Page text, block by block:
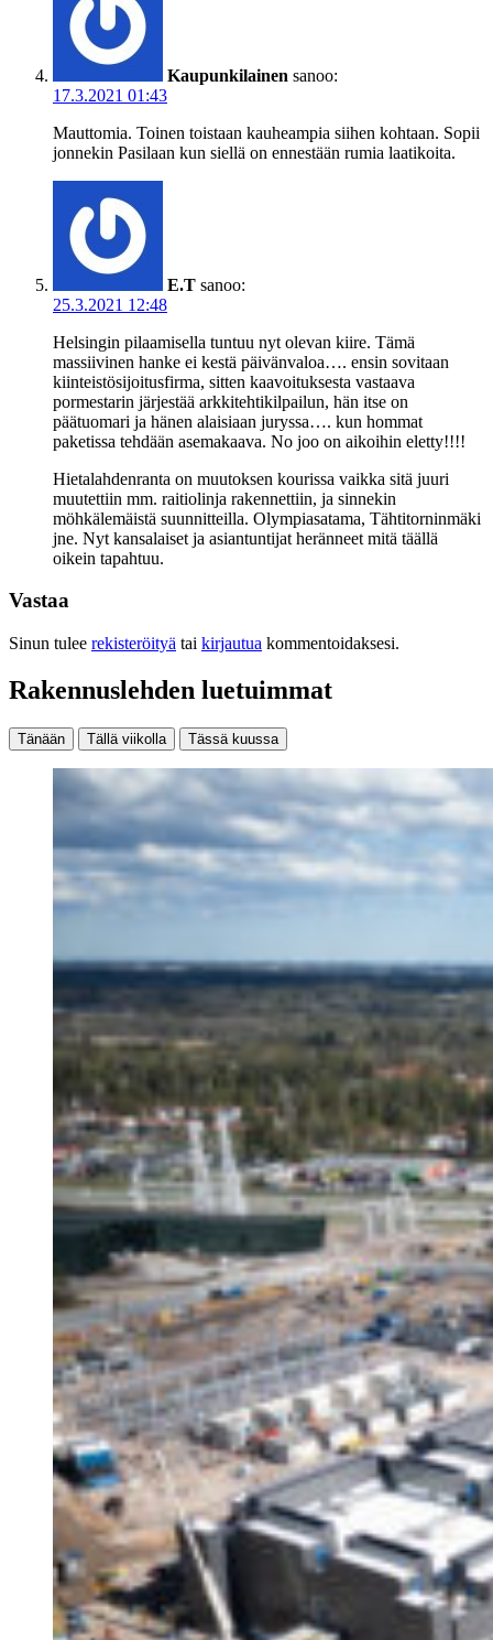
Kaupunkilainen sanoo:
17.3.2021 01:43
Mauttomia. Toinen toistaan kauheampia siihen kohtaan. Sopii
jonnekin Pasilaan kun siellä on ennestään rumia laatikoita.
E.T sanoo:
25.3.2021 12:48
Helsingin pilaamisella tuntuu nyt olevan kiire. Tämä
massiivinen hanke ei kestä päivänvaloa…. ensin sovitaan
kiinteistösijoitusfirma, sitten kaavoituksesta vastaava
pormestarin järjestää arkkitehtikilpailun, hän itse on
päätuomari ja hänen alaisiaan juryssa…. kun hommat
paketissa tehdään asemakaava. No joo on aikoihin eletty!!!!
Hietalahdenranta on muutoksen kourissa vaikka sitä juuri
muutettiin mm. raitiolinja rakennettiin, ja sinnekin
möhkälemäistä suunnitteilla. Olympiasatama, Tähtitorninmäki
jne. Nyt kansalaiset ja asiantuntijat heränneet mitä täällä
oikein tapahtuu.
Vastaa
Sinun tulee rekisteröityä tai kirjautua kommentoidaksesi.
Rakennuslehden luetuimmat
Tänään Tällä viikolla Tässä kuussa